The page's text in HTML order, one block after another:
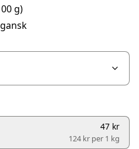
g)
47 kr
124 kr per 1 kg